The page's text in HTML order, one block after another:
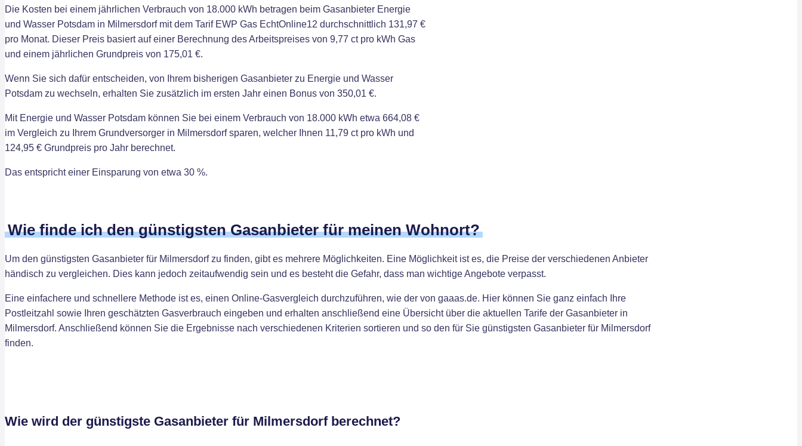
Die Kosten bei einem jährlichen Verbrauch von 18.000 kWh betragen beim Gasanbieter Energie
und Wasser Potsdam in Milmersdorf mit dem Tarif EWP Gas EchtOnline12 durchschnittlich 131,97 €
pro Monat. Dieser Preis basiert auf einer Berechnung des Arbeitspreises von 9,77 ct pro kWh Gas
und einem jährlichen Grundpreis von 175,01 €.
Wenn Sie sich dafür entscheiden, von Ihrem bisherigen Gasanbieter zu Energie und Wasser
Potsdam zu wechseln, erhalten Sie zusätzlich im ersten Jahr einen Bonus von 350,01 €.
Mit Energie und Wasser Potsdam können Sie bei einem Verbrauch von 18.000 kWh etwa 664,08 €
im Vergleich zu Ihrem Grundversorger in Milmersdorf sparen, welcher Ihnen 11,79 ct pro kWh und
124,95 € Grundpreis pro Jahr berechnet.
Das entspricht einer Einsparung von etwa 30 %.
Wie finde ich den günstigsten Gasanbieter für meinen Wohnort?
Um den günstigsten Gasanbieter für Milmersdorf zu finden, gibt es mehrere Möglichkeiten. Eine Möglichkeit ist es, die Preise der verschiedenen Anbieter
händisch zu vergleichen. Dies kann jedoch zeitaufwendig sein und es besteht die Gefahr, dass man wichtige Angebote verpasst.
Eine einfachere und schnellere Methode ist es, einen Online-Gasvergleich durchzuführen, wie der von gaaas.de. Hier können Sie ganz einfach Ihre
Postleitzahl sowie Ihren geschätzten Gasverbrauch eingeben und erhalten anschließend eine Übersicht über die aktuellen Tarife der Gasanbieter in
Milmersdorf. Anschließend können Sie die Ergebnisse nach verschiedenen Kriterien sortieren und so den für Sie günstigsten Gasanbieter für Milmersdorf
finden.
Wie wird der günstigste Gasanbieter für Milmersdorf berechnet?